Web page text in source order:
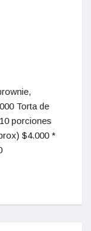
Torta de
porciones
$4.000 *